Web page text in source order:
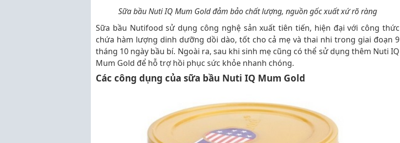
Sữa bầu Nuti IQ Mum Gold đảm bảo chất lượng, nguồn gốc xuất xứ rõ ràng
Sữa bầu Nutifood sử dụng công nghệ sản xuất tiên tiến, hiện đại với công thức
chứa hàm lượng dinh dưỡng dồi dào, tốt cho cả mẹ và thai nhi trong giai đoạn 9
tháng 10 ngày bầu bí. Ngoài ra, sau khi sinh mẹ cũng có thể sử dụng thêm Nuti IQ
Mum Gold để hỗ trợ hồi phục sức khỏe nhanh chóng.
Các công dụng của sữa bầu Nuti IQ Mum Gold